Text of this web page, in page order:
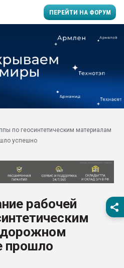
ПЕРЕЙТИ НА ФОРУМ
универсальны, что
умельцы изготовили
Продажа готового
производство SPC
29.07.2026 ФРП помог
Помощь в подборе
Вакуум-формовочные
Подмосковье, Москва
28.07.2026
первый план в
пластмасс
28.07.2026
по геосинтетическим материалам
успешно
рабочей
прошло